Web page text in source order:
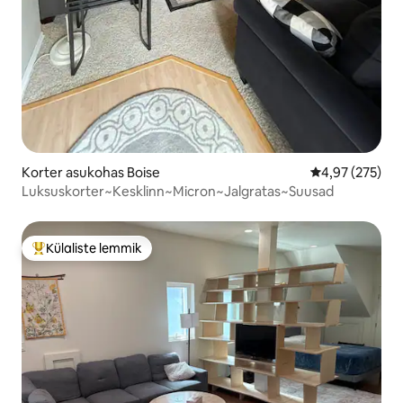
Korter asukohas Boise Keskmine
4,97 (275)
Luksuskorter~Kesklinn~Micron~Jalgratas~Suusad
Külaliste suur lemmik
Külaliste lemmik